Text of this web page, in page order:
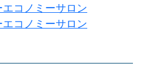
コノミーサロン
コノミーサロン